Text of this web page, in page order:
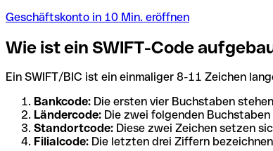
Geschäftskonto in 10 Min. eröffnen
Wie ist ein SWIFT-Code
Ein SWIFT/BIC ist ein einmaliger 8-11 Zeichen
Bankcode: Die ersten vier Buchstaben
Ländercode: Die zwei folgenden
Standortcode: Diese zwei Zeichen setzen
Filialcode: Die letzten drei Ziffern